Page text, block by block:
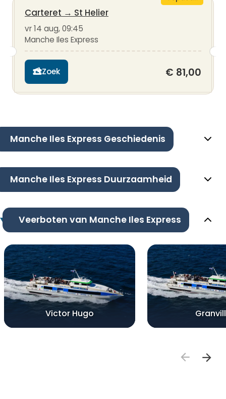
Carteret → St Helier
vr 14 aug, 09:45
Manche Iles Express
Zoek € 81,00
Manche Iles Express Geschiedenis
Manche Iles Express Duurzaamheid
Veerboten van Manche Iles Express
Victor Hugo